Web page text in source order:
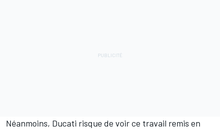
Néanmoins, Ducati risque de voir ce travail remis en